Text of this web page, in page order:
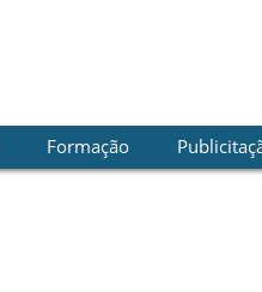
Formação